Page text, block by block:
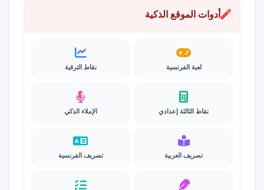
أدوات الموقع الذكية
لعبة الفرنسية نقاط الترقية
نقاط الثالثة إعدادي الإملاء الذكي
تصريف العربية تصريف الفرنسية